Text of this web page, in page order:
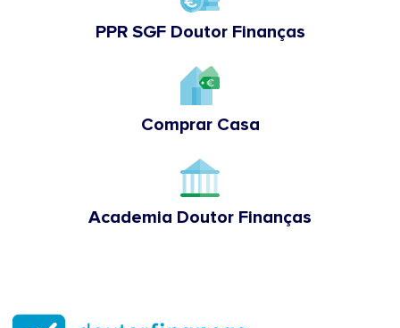
PPR SGF Doutor Finanças
Comprar Casa
Academia Doutor Finanças